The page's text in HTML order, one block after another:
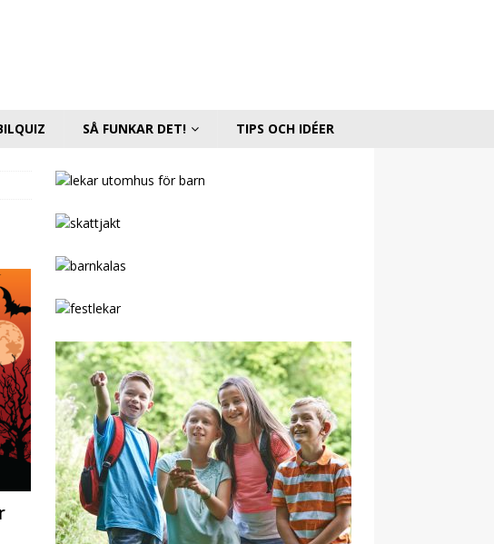
SÅ FUNKAR DET! TIPS OCH IDÉER